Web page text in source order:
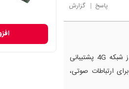
پاسخ | گزارش
سلام و احترام، خیر، ماژول MC60CA-04-STD از شبکه 4G پشتیبانی
نمی‌کند. این ماژول مبتنی بر GSM/GPRS بوده و از شبکه‌های 2G برای ارتباطات صوتی،